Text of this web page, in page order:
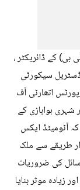
بی) کے ڈائریکٹر ،
سیکورٹی
اتھارٹی آف
شہری ہوابازی کے
آٹومیٹڈ ایکس
طریقے سے ملک
کی ضروریات
زیادہ موثر بنایا